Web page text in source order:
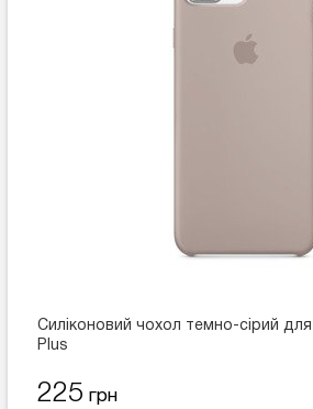
Силіконовий чохол темно-сірий
Plus
225 грн